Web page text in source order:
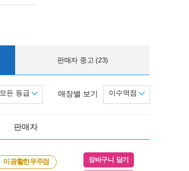
판매자 중고 (23)
매장별 보기 이수역점
모든 등급
판매자
이 광활한 우주점 장바구니 담기